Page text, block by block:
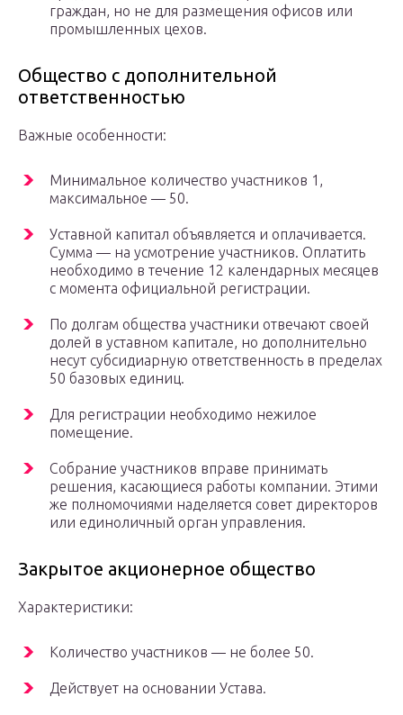
граждан, но не для размещения офисов или
промышленных цехов.
Общество с дополнительной
ответственностью
Важные особенности:
Минимальное количество участников 1,
максимальное — 50.
Уставной капитал объявляется и оплачивается.
Сумма — на усмотрение участников. Оплатить
необходимо в течение 12 календарных месяцев
с момента официальной регистрации.
По долгам общества участники отвечают своей
долей в уставном капитале, но дополнительно
несут субсидиарную ответственность в пределах
50 базовых единиц.
Для регистрации необходимо нежилое
помещение.
Собрание участников вправе принимать
решения, касающиеся работы компании. Этими
же полномочиями наделяется совет директоров
или единоличный орган управления.
Закрытое акционерное общество
Характеристики:
Количество участников — не более 50.
Действует на основании Устава.